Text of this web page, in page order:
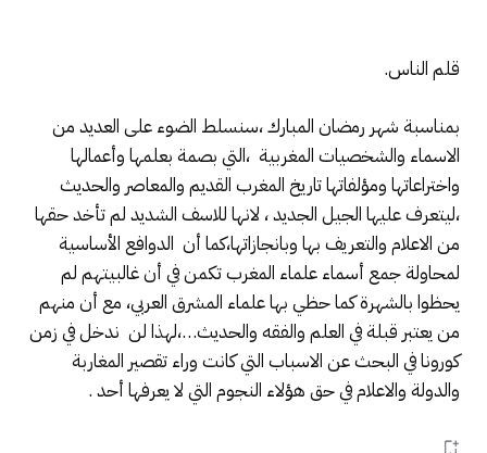
قلم الناس.
بمناسبة شهر رمضان المبارك ،سنسلط الضوء على العديد من
الاسماء والشخصيات المغربية ،التي بصمة بعلمها وأعمالها
واختراعاتها ومؤلفاتها تاريخ المغرب القديم والمعاصر والحديث
،ليتعرف عليها الجيل الجديد ، لانها للاسف الشديد لم تأخد حقها
من الاعلام والتعريف بها وبانجازاتها،كما أن الدوافع الأساسية
لمحاولة جمع أسماء علماء المغرب تكمن في أن غالبيتهم لم
يحظوا بالشهرة كما حظي بها علماء المشرق العربي، مع أن منهم
من يعتبر قبلة في العلم والفقه والحديث…،لهذا لن ندخل في زمن
كورونا في البحث عن الاسباب التي كانت وراء تقصير المغاربة
والدولة والاعلام في حق هؤلاء النجوم التي لا يعرفها أحد .